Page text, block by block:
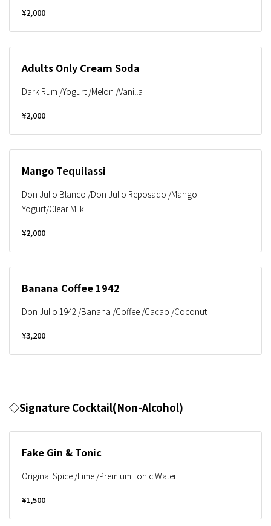
¥2,000
Adults Only Cream Soda
Dark Rum /Yogurt /Melon /Vanilla
¥2,000
Mango Tequilassi
Don Julio Blanco /Don Julio Reposado /Mango
Yogurt/Clear Milk
¥2,000
Banana Coffee 1942
Don Julio 1942 /Banana /Coffee /Cacao /Coconut
¥3,200
◇Signature Cocktail(Non-Alcohol)
Fake Gin & Tonic
Original Spice /Lime /Premium Tonic Water
¥1,500